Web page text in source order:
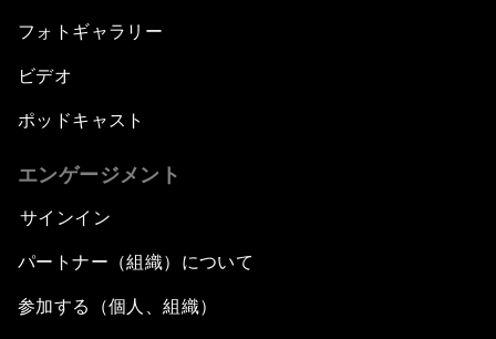
フォトギャラリー
ビデオ
ポッドキャスト
エンゲージメント
サインイン
パートナー（組織）について
参加する（個人、組織）